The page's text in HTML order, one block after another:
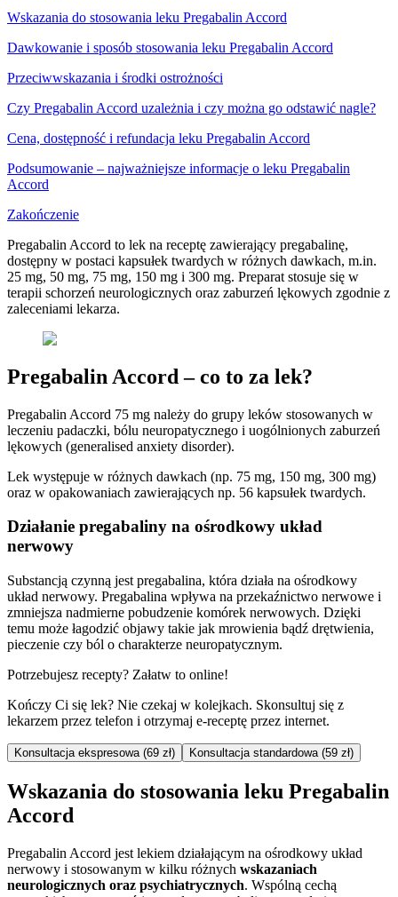
Wskazania do stosowania leku Pregabalin Accord
Dawkowanie i sposób stosowania leku Pregabalin Accord
Przeciwwskazania i środki ostrożności
Czy Pregabalin Accord uzależnia i czy można go odstawić nagle?
Cena, dostępność i refundacja leku Pregabalin Accord
Podsumowanie – najważniejsze informacje o leku Pregabalin
Accord
Zakończenie
Pregabalin Accord to lek na receptę zawierający pregabalinę,
dostępny w postaci kapsułek twardych w różnych dawkach, m.in.
25 mg, 50 mg, 75 mg, 150 mg i 300 mg. Preparat stosuje się w
terapii schorzeń neurologicznych oraz zaburzeń lękowych zgodnie z
zaleceniami lekarza.
Pregabalin Accord – co to za lek?
Pregabalin Accord 75 mg należy do grupy leków stosowanych w
leczeniu padaczki, bólu neuropatycznego i uogólnionych zaburzeń
lękowych (generalised anxiety disorder).
Lek występuje w różnych dawkach (np. 75 mg, 150 mg, 300 mg)
oraz w opakowaniach zawierających np. 56 kapsułek twardych.
Działanie pregabaliny na ośrodkowy układ
nerwowy
Substancją czynną jest pregabalina, która działa na ośrodkowy
układ nerwowy. Pregabalina wpływa na przekaźnictwo nerwowe i
zmniejsza nadmierne pobudzenie komórek nerwowych. Dzięki
temu może łagodzić objawy takie jak mrowienia bądź drętwienia,
pieczenie czy ból o charakterze neuropatycznym.
Potrzebujesz recepty? Załatw to online!
Kończy Ci się lek? Nie czekaj w kolejkach. Skonsultuj się z
lekarzem przez telefon i otrzymaj e-receptę przez internet.
Konsultacja ekspresowa (69 zł) Konsultacja standardowa (59 zł)
Wskazania do stosowania leku Pregabalin
Accord
Pregabalin Accord jest lekiem działającym na ośrodkowy układ
nerwowy i stosowanym w kilku różnych wskazaniach
neurologicznych oraz psychiatrycznych. Wspólną cechą